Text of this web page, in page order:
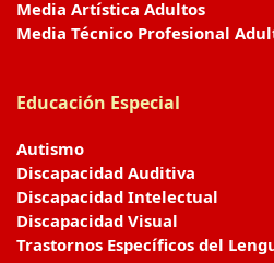
Media Artística Adultos
Media Técnico Profesional
Educación Especial
Autismo
Discapacidad Auditiva
Discapacidad Intelectual
Discapacidad Visual
Trastornos Específicos del